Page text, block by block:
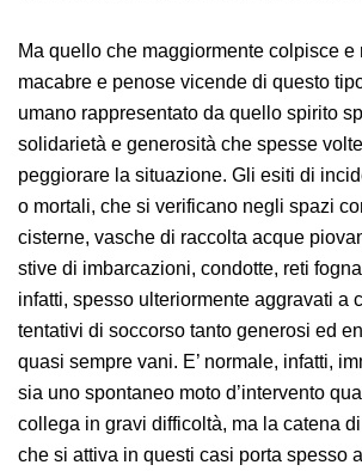
letali o comunque molto gravi.
Ma quello che maggiormente colpisce
più macabre e penose vicende di
l’aspetto umano rappresentato da
spontaneo di solidarietà e generosità
finisce col peggiorare la situazione.
spesso gravi o mortali, che si
confinati (serbatoi, cisterne, vasche di
piovane o liquami, silos, stive di
condotte, reti fognarie,..) vengono,
ulteriormente aggravati a causa di
soccorso tanto generosi ed
sempre vani. E’ normale, infatti,